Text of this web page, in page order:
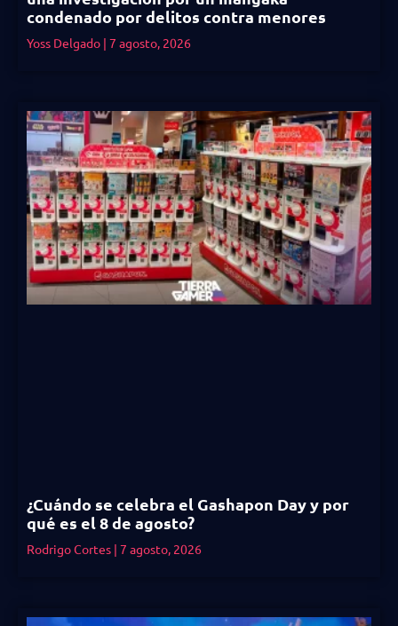
condenado por delitos contra menores
Yoss Delgado 7 agosto, 2026
¿Cuándo se celebra el Gashapon Day y por
qué es el 8 de agosto?
Rodrigo Cortes 7 agosto, 2026